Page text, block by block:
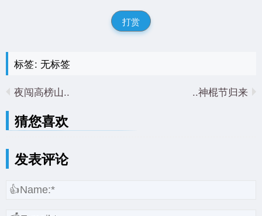
打赏
标签: 无标签
夜闯高榜山..
神棍节归来..
猜您喜欢
发表评论